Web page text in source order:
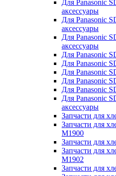
Для Panasonic
аксессуары
Для Panasonic
аксессуары
Для Panasonic
аксессуары
Для Panasonic
Для Panasonic
Для Panasonic
Для Panasonic
Для Panasonic
Для Panasonic
аксессуары
Запчасти для
Запчасти для
M1900
Запчасти для
Запчасти для
M1902
Запчасти для